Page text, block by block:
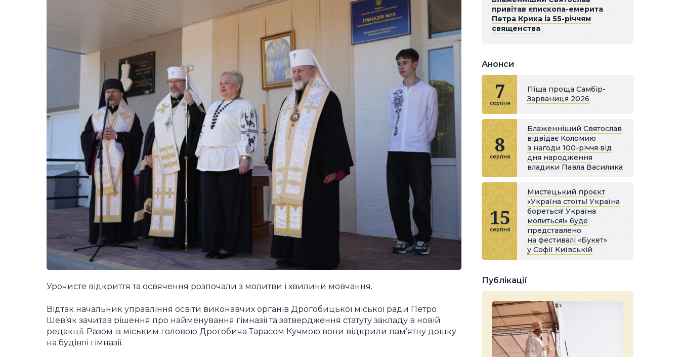
Урочисте відкриття та освячення розпочали з молитви і хвилини мовчання.
Відтак начальник управління освіти виконавчих органів Дрогобицької міської ради Петро
Шев’як зачитав рішення про найменування гімназії та затвердження статуту закладу в новій
редакції. Разом із міським головою Дрогобича Тарасом Кучмою вони відкрили пам’ятну дошку
на будівлі гімназії.
привітав єпископа-емерита
Петра Крика із 55-річчям
священства
Анонси
7
серпня
Піша проща Самбір-
Зарваниця 2026
8
серпня
Блаженніший Святослав
відвідає Коломию
з нагоди 100-річчя від
дня народження
владики Павла Василика
15
серпня
Мистецький проєкт
«Україна стоїть! Україна
бореться! Україна
молиться!» буде
представлено
на фестивалі «Букет»
у Софії Київській
Публікації